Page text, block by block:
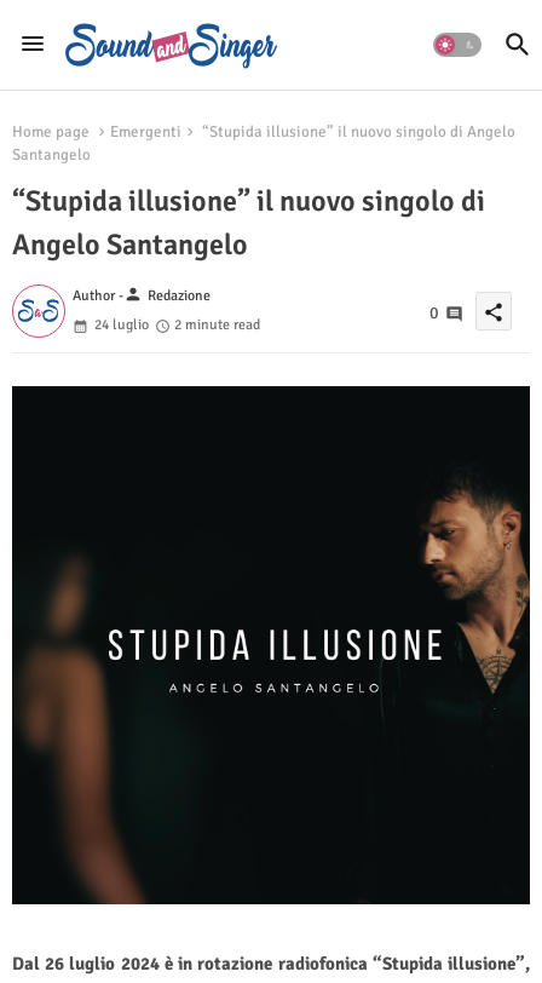
Home page Emergenti
“Stupida illusione” il nuovo singolo di Angelo
Santangelo
“Stupida illusione” il nuovo singolo di
Angelo Santangelo
Author -person Redazione
24 luglio
2 minute read
0 share
Dal 26 luglio 2024 è in rotazione radiofonica “Stupida illusione”,